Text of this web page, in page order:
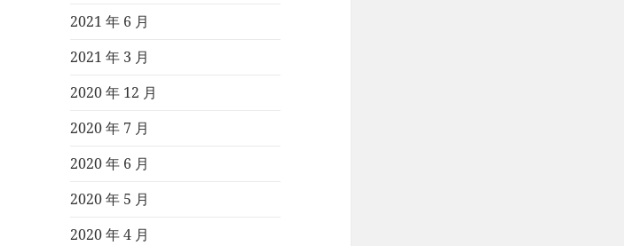
2021 年 6 月
2021 年 3 月
2020 年 12 月
2020 年 7 月
2020 年 6 月
2020 年 5 月
2020 年 4 月